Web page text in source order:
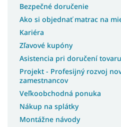
Bezpečné doručenie
Ako si objednať matrac na
Kariéra
Zľavové kupóny
Asistencia pri doručení tovaru
Projekt - Profesijný rozvoj
zamestnancov
Veľkoobchodná ponuka
Nákup na splátky
Montážne návody